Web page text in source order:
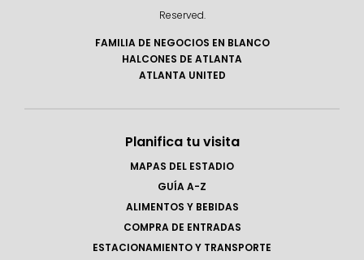
Reserved.
FAMILIA DE NEGOCIOS EN BLANCO
HALCONES DE ATLANTA
ATLANTA UNITED
Planifica tu visita
MAPAS DEL ESTADIO
GUÍA A-Z
ALIMENTOS Y BEBIDAS
COMPRA DE ENTRADAS
ESTACIONAMIENTO Y TRANSPORTE